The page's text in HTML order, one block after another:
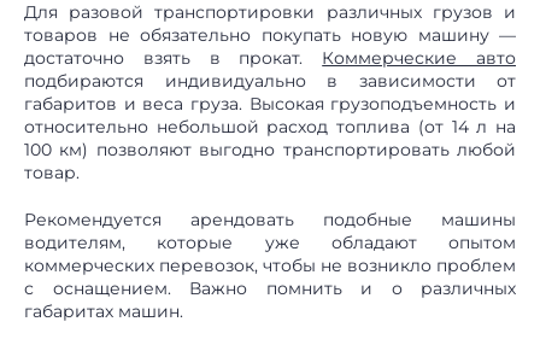
Для разовой транспортировки различных грузов и
товаров не обязательно покупать новую машину —
достаточно взять в прокат. Коммерческие авто
подбираются индивидуально в зависимости от
габаритов и веса груза. Высокая грузоподъемность и
относительно небольшой расход топлива (от 14 л на
100 км) позволяют выгодно транспортировать любой
товар.
Рекомендуется арендовать подобные машины
водителям, которые уже обладают опытом
коммерческих перевозок, чтобы не возникло проблем
с оснащением. Важно помнить и о различных
габаритах машин.